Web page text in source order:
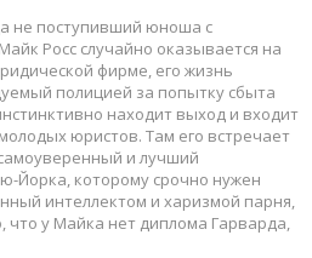
не поступивший юноша с
Росс случайно оказывается на
фирме, его жизнь
полицией за попытку сбыта
находит выход и входит
юристов. Там его встречает
и лучший
Йорка, которому срочно нужен
интеллектом и харизмой парня,
что у Майка нет диплома Гарварда,